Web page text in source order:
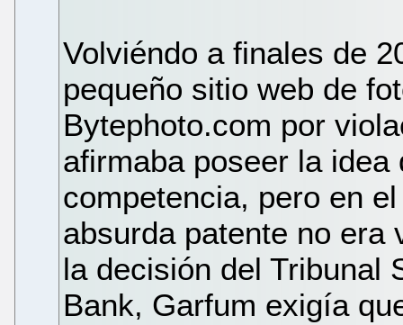
Volviéndo a finales de
pequeño sitio web de
Bytephoto.com por
afirmaba poseer la
competencia, pero en
absurda patente no era
la decisión del Tribunal
Bank, Garfum exigía